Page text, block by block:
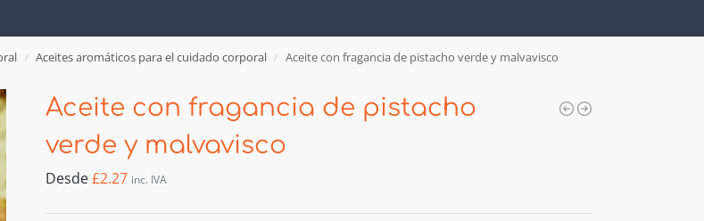
/ Aceites aromáticos para el cuidado corporal / Aceite con fragancia de pistacho verde y malvavisco
Aceite con fragancia de pistacho
verde y malvavisco
Desde£2.27 inc. IVA